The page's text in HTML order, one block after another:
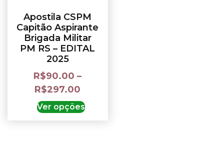
Apostila CSPM
Capitão Aspirante
Brigada Militar
PM RS – EDITAL
2025
R$90.00 –
R$297.00
Ver opções